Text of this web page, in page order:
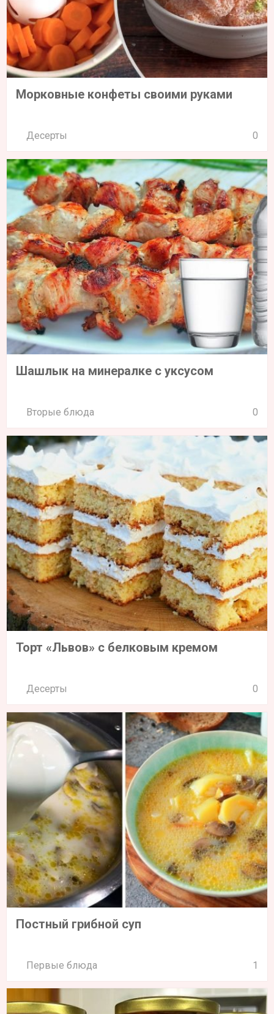
Морковные конфеты своими руками
Десерты 0
Шашлык на минералке с уксусом
Вторые блюда 0
Торт «Львов» с белковым кремом
Десерты 0
Постный грибной суп
Первые блюда 1